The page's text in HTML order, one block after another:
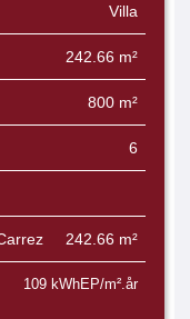
Villa
242.66 m²
800 m²
6
242.66 m²
109 kWhEP/m².år